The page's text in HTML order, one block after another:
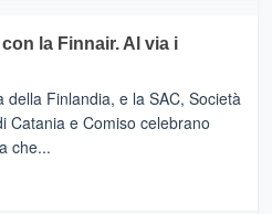
la Finnair. Al via i
Finlandia, e la SAC, Società
Catania e Comiso celebrano
che...